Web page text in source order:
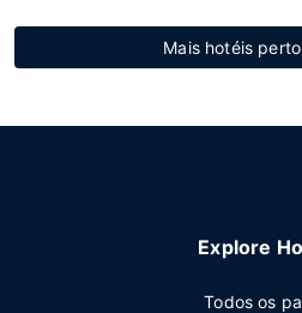
Mais hotéis
Explore
Todos os